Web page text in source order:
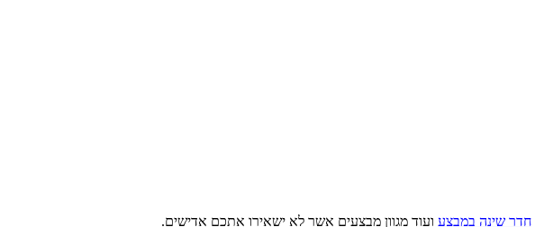
חדר שינה במבצע ועוד מגוון מבצעים אשר לא ישאירו אתכם אדישים.